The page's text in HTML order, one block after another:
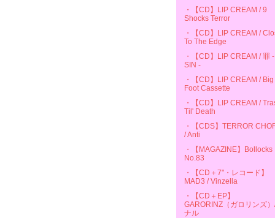
・【CD】LIP CREAM / 9
Shocks Terror
・【CD】LIP CREAM /
To The Edge
・【CD】LIP CREAM / 罪 -
SIN -
・【CD】LIP CREAM / Big
Foot Cassette
・【CD】LIP CREAM /
Til' Death
・【CDS】TERROR
/ Anti
・【MAGAZINE】Bollocks
No.83
・【CD＋7"・レコード】
MAD3 / Vinzella
・【CD＋EP】
GARORINZ（ガロリンズ
ナル